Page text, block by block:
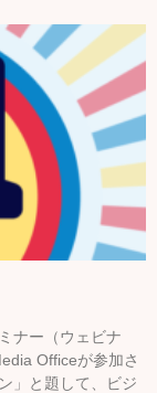
ナー（ウェビナ
Officeが参加さ
」と題して、ビジ